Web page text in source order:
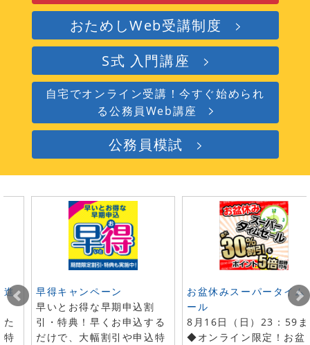
おためしWeb受講制度
S式 入門講座
自宅でオンライン受講！今すぐ始められ
る公務員Web講座
公務員模試
進
特
早得キャンペーン
早いとお得な早期申込割
引・特典！早くお申込する
だけで、大幅割引や申込特
お盆休みスーパータイム
ール
8月16日（日）23：59
◆オンライン限定！お盆